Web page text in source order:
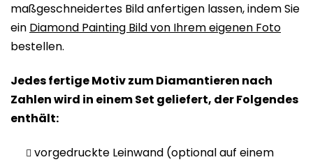
maßgeschneidertes Bild anfertigen lassen, indem Sie
ein Diamond Painting Bild von Ihrem eigenen Foto
bestellen.
Jedes fertige Motiv zum Diamantieren nach
Zahlen wird in einem Set geliefert, der Folgendes
enthält:
vorgedruckte Leinwand (optional auf einem